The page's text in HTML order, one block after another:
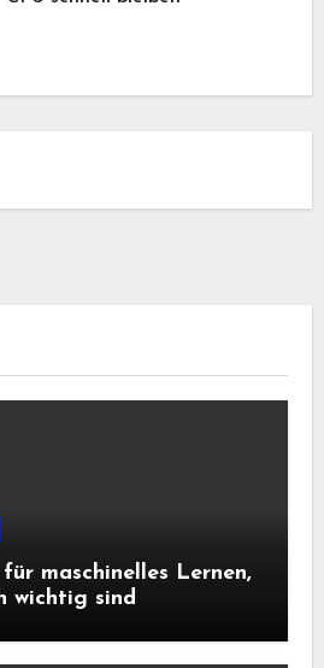
maschinelles Lernen,
wichtig sind